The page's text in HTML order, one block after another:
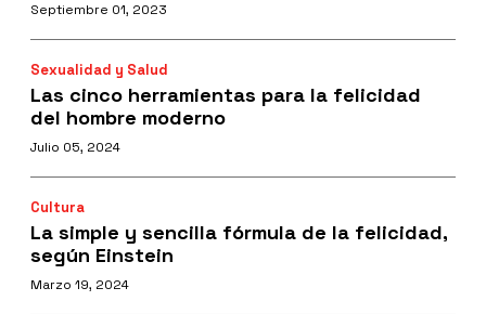
Septiembre 01, 2023
Sexualidad y Salud
Las cinco herramientas para la felicidad
del hombre moderno
Julio 05, 2024
Cultura
La simple y sencilla fórmula de la felicidad,
según Einstein
Marzo 19, 2024